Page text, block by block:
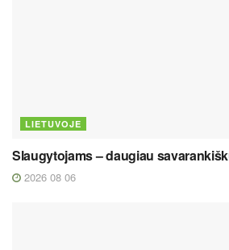
LIETUVOJE
Slaugytojams – daugiau
2026 08 06